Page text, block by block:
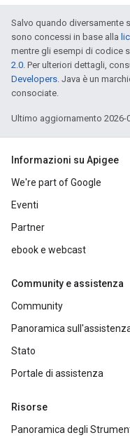
Salvo quando diversamente
sono concessi in base alla
mentre gli esempi di codice
2.0. Per ulteriori dettagli,
Developers. Java è un
consociate.
Ultimo aggiornamento 2026-
Informazioni su Apigee
We're part of Google
Eventi
Partner
ebook e webcast
Community e assistenza
Community
Panoramica
Stato
Portale di assistenza
Risorse
Panoramica degli